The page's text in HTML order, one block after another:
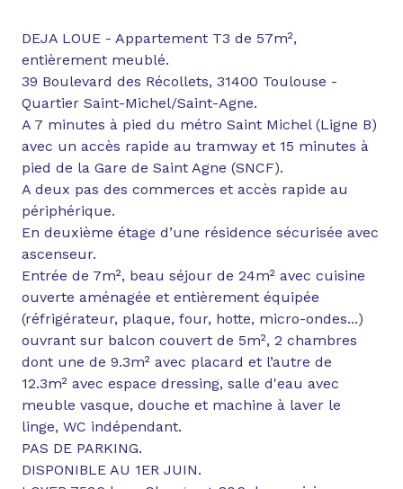
DEJA LOUE - Appartement T3 de 57m²,
entièrement meublé.
39 Boulevard des Récollets, 31400 Toulouse -
Quartier Saint-Michel/Saint-Agne.
A 7 minutes à pied du métro Saint Michel (Ligne B)
avec un accès rapide au tramway et 15 minutes à
pied de la Gare de Saint Agne (SNCF).
A deux pas des commerces et accès rapide au
périphérique.
En deuxième étage d’une résidence sécurisée avec
ascenseur.
Entrée de 7m², beau séjour de 24m² avec cuisine
ouverte aménagée et entièrement équipée
(réfrigérateur, plaque, four, hotte, micro-ondes...)
ouvrant sur balcon couvert de 5m², 2 chambres
dont une de 9.3m² avec placard et l’autre de
12.3m² avec espace dressing, salle d'eau avec
meuble vasque, douche et machine à laver le
linge, WC indépendant.
PAS DE PARKING.
DISPONIBLE AU 1ER JUIN.